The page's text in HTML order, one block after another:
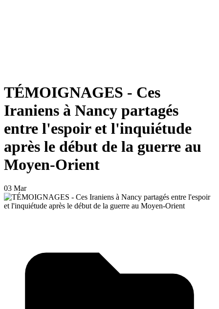
TÉMOIGNAGES - Ces
Iraniens à Nancy partagés
entre l'espoir et l'inquiétude
après le début de la guerre au
Moyen-Orient
03 Mar